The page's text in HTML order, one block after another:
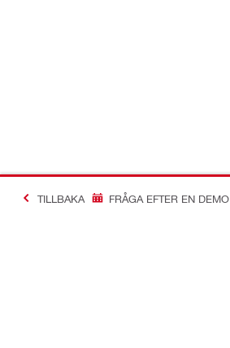
TILLBAKA FRÅGA EFTER EN DEMO